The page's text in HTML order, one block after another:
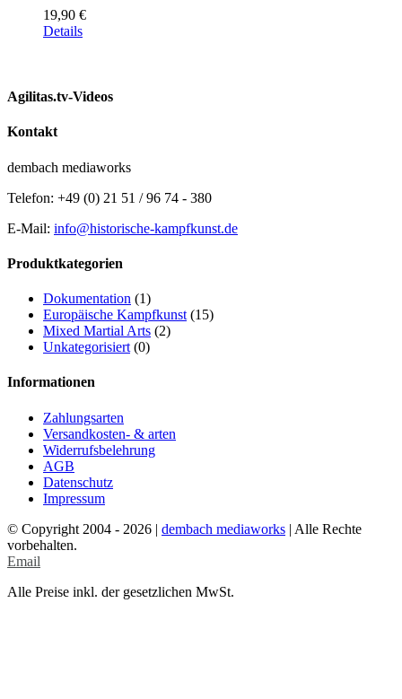
19,90 €
Details
Agilitas.tv-Videos
Kontakt
dembach mediaworks
Telefon: +49 (0) 21 51 / 96 74 - 380
E-Mail: info@historische-kampfkunst.de
Produktkategorien
Dokumentation (1)
Europäische Kampfkunst (15)
Mixed Martial Arts (2)
Unkategorisiert (0)
Informationen
Zahlungsarten
Versandkosten- & arten
Widerrufsbelehrung
AGB
Datenschutz
Impressum
© Copyright 2004 - 2026 | dembach mediaworks | Alle Rechte
vorbehalten.
Email
Alle Preise inkl. der gesetzlichen MwSt.